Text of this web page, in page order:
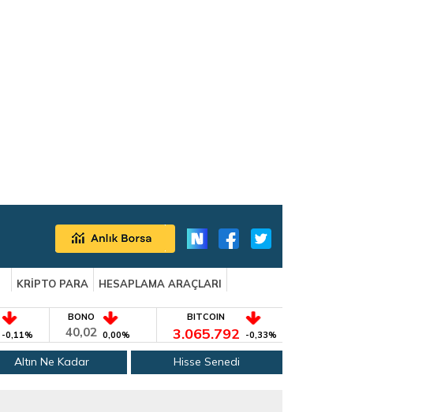
KRİPTO PARA
HESAPLAMA ARAÇLARI
-0,11%
BONO
40,02 0,00%
BITCOIN
3.065.792 -0,33%
Altın Ne Kadar Hisse Senedi